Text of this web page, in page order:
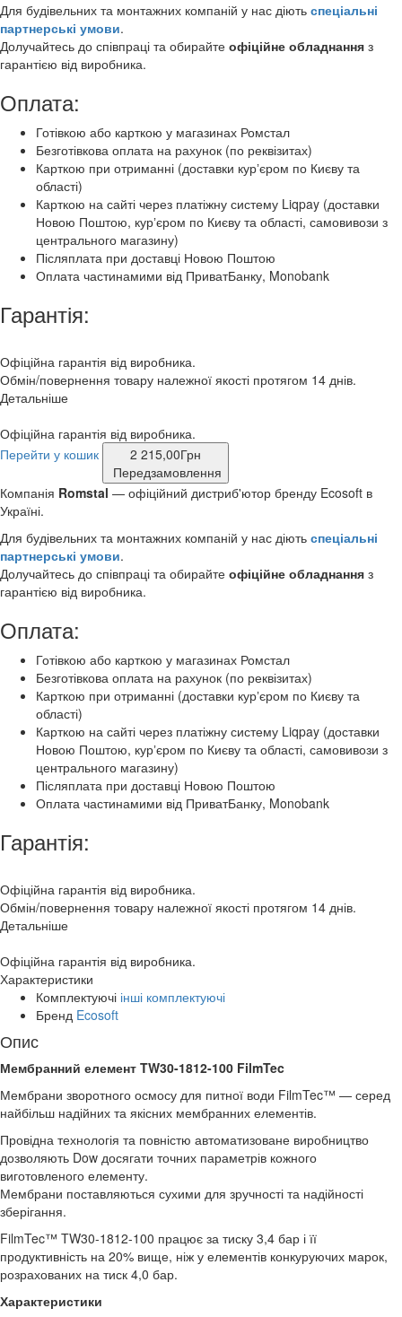
Для будівельних та монтажних компаній у нас діють спеціальні
партнерські умови.
Долучайтесь до співпраці та обирайте офіційне обладнання з
гарантією від виробника.
Оплата:
Готівкою або карткою у магазинах Ромстал
Безготівкова оплата на рахунок (по реквізитах)
Карткою при отриманні (доставки курʼєром по Києву та
області)
Карткою на сайті через платіжну систему Liqpay (доставки
Новою Поштою, курʼєром по Києву та області, самовивози з
центрального магазину)
Післяплата при доставці Новою Поштою
Оплата частинамими від ПриватБанку, Monobank
Гарантія:
Офіційна гарантія від виробника.
Обмін/повернення товару належної якості протягом 14 днів.
Детальніше
Офіційна гарантія від виробника.
Перейти у кошик
2 215,00Грн
Передзамовлення
Компанія Romstal — офіційний дистриб'ютор бренду Ecosoft в
Україні.
Для будівельних та монтажних компаній у нас діють спеціальні
партнерські умови.
Долучайтесь до співпраці та обирайте офіційне обладнання з
гарантією від виробника.
Оплата:
Готівкою або карткою у магазинах Ромстал
Безготівкова оплата на рахунок (по реквізитах)
Карткою при отриманні (доставки курʼєром по Києву та
області)
Карткою на сайті через платіжну систему Liqpay (доставки
Новою Поштою, курʼєром по Києву та області, самовивози з
центрального магазину)
Післяплата при доставці Новою Поштою
Оплата частинамими від ПриватБанку, Monobank
Гарантія:
Офіційна гарантія від виробника.
Обмін/повернення товару належної якості протягом 14 днів.
Детальніше
Офіційна гарантія від виробника.
Характеристики
Комплектуючі інші комплектуючі
Бренд Ecosoft
Опис
Мембранний елемент TW30-1812-100 FilmTec
Мембрани зворотного осмосу для питної води FilmTec™ — серед
найбільш надійних та якісних мембранних елементів.
Провідна технологія та повністю автоматизоване виробництво
дозволяють Dow досягати точних параметрів кожного
виготовленого елементу.
Мембрани поставляються сухими для зручності та надійності
зберігання.
FilmTec™ TW30-1812-100 працює за тиску 3,4 бар і її
продуктивність на 20% вище, ніж у елементів конкуруючих марок,
розрахованих на тиск 4,0 бар.
Характеристики